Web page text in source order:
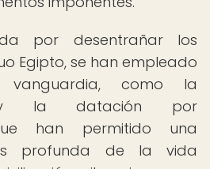
por desentrañar los
Egipto, se han empleado
vanguardia, como la
y la datación por
han permitido una
profunda de la vida